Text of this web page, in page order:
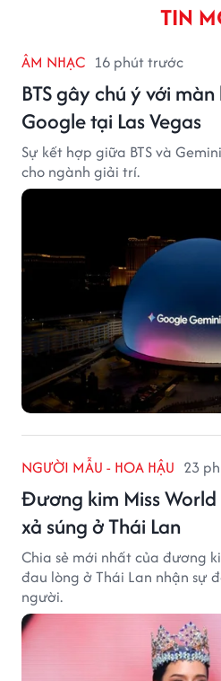
TIN
ÂM NHẠC 16 phút trước
BTS gây chú ý với
Google tại Las Vegas
Sự kết hợp giữa BTS và
cho ngành giải trí.
NGƯỜI MẪU - HOA HẬU 23
Đương kim Miss
xả súng ở Thái Lan
Chia sẻ mới nhất của đương
đau lòng ở Thái Lan nhận sự
người.